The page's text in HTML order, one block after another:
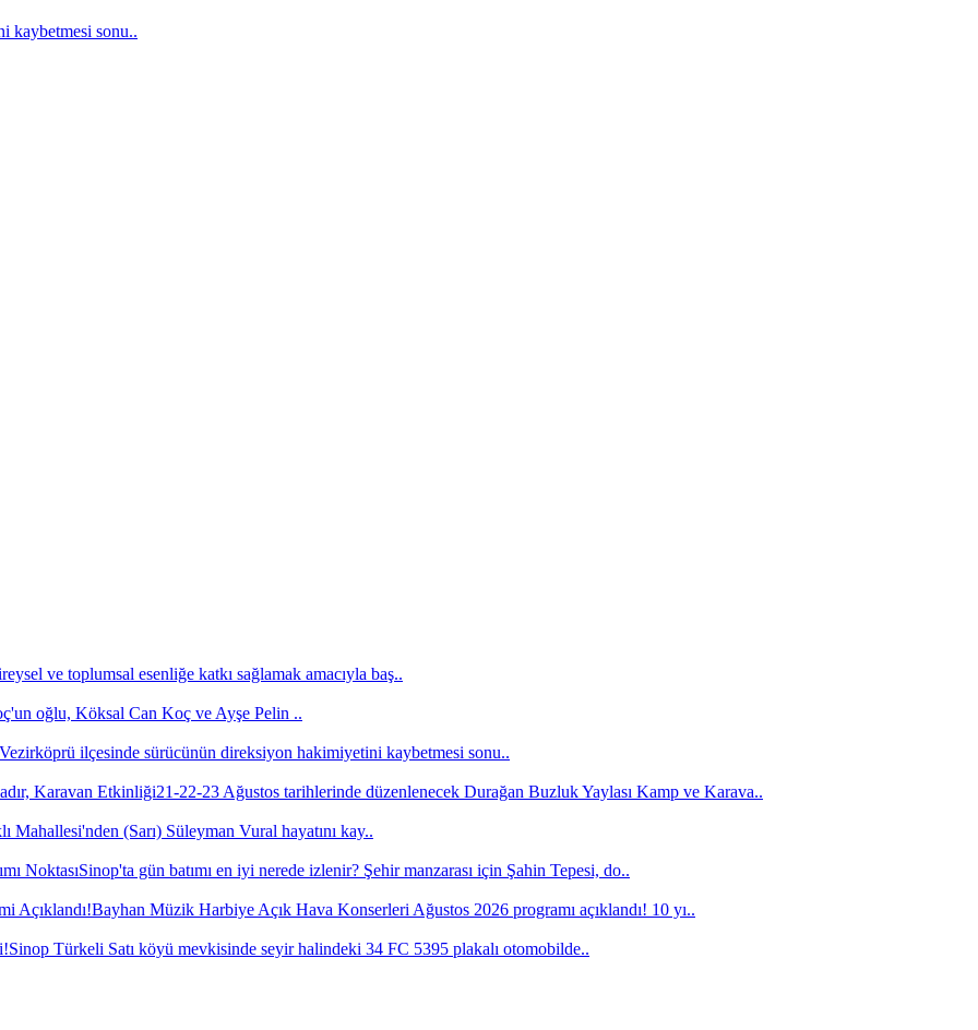
kaybetmesi sonu..
ve toplumsal esenliğe katkı sağlamak amacıyla baş..
oğlu, Köksal Can Koç ve Ayşe Pelin ..
Vezirköprü ilçesinde sürücünün direksiyon hakimiyetini kaybetmesi sonu..
21-22-23 Ağustos tarihlerinde düzenlenecek Durağan Buzluk Yaylası Kamp ve Karava..
Mahallesi'nden (Sarı) Süleyman Vural hayatını kay..
Sinop'ta gün batımı en iyi nerede izlenir? Şehir manzarası için Şahin Tepesi, do..
Bayhan Müzik Harbiye Açık Hava Konserleri Ağustos 2026 programı açıklandı! 10 yı..
Sinop Türkeli Satı köyü mevkisinde seyir halindeki 34 FC 5395 plakalı otomobilde..